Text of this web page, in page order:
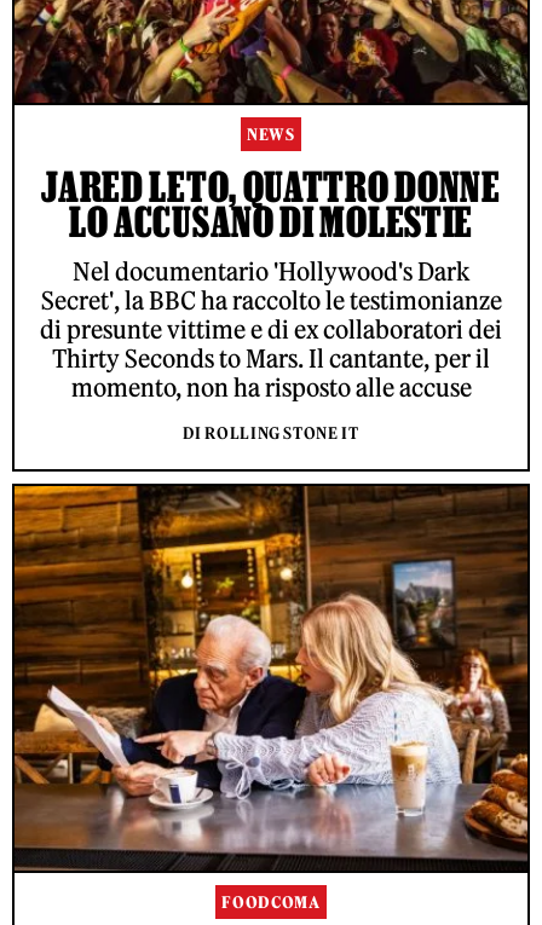
NEWS
JARED LETO, QUATTRO DONNE
LO ACCUSANO DI MOLESTIE
Nel documentario 'Hollywood's Dark
Secret', la BBC ha raccolto le testimonianze
di presunte vittime e di ex collaboratori dei
Thirty Seconds to Mars. Il cantante, per il
momento, non ha risposto alle accuse
DI ROLLING STONE IT
FOODCOMA